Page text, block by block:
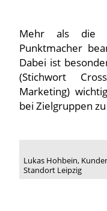
Mehr als die
Punktmacher
Dabei ist
(Stichwort
Marketing)
bei Zielgruppen
Lukas Hohbein,
Standort Leipzig